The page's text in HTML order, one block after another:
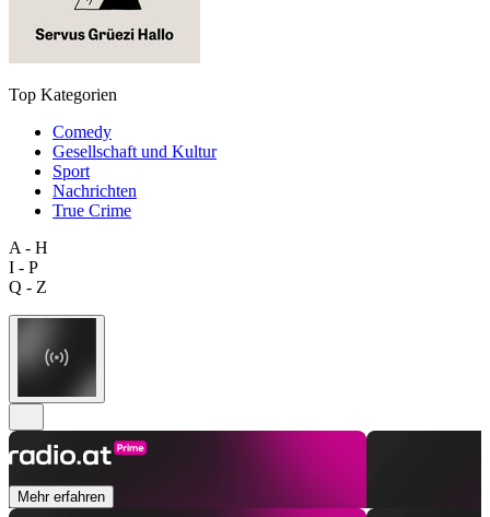
Top Kategorien
Comedy
Gesellschaft und Kultur
Sport
Nachrichten
True Crime
A - H
I - P
Q - Z
Mehr erfahren